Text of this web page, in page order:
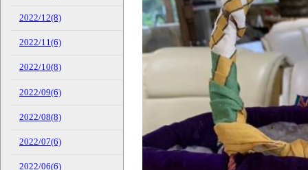
2022/12(8)
2022/11(6)
2022/10(8)
2022/09(6)
2022/08(8)
2022/07(6)
2022/06(6)